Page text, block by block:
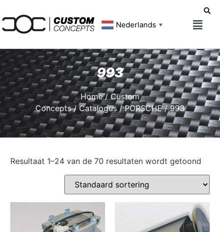
Nederlands ▼
993
Home/Custom
Concepts/Catalogus/PORSCHE/ 993
Resultaat 1–24 van de 70 resultaten wordt getoond